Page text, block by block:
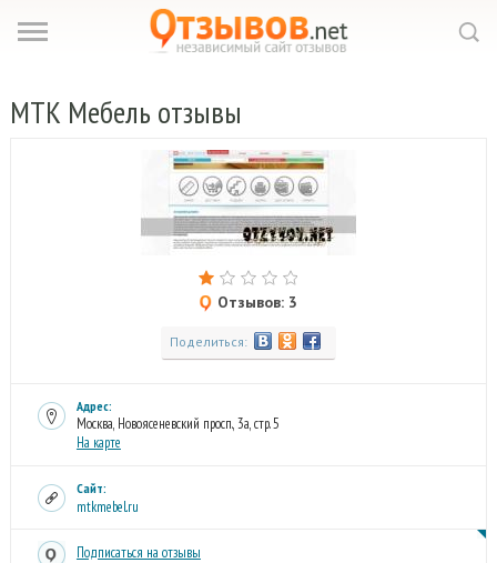
МТК Мебель отзывы
Отзывов: 3
Поделиться:
Адрес:
Москва, Новоясеневский просп., 3а, стр. 5
На карте
Сайт:
mtkmebel.ru
Подписаться на отзывы